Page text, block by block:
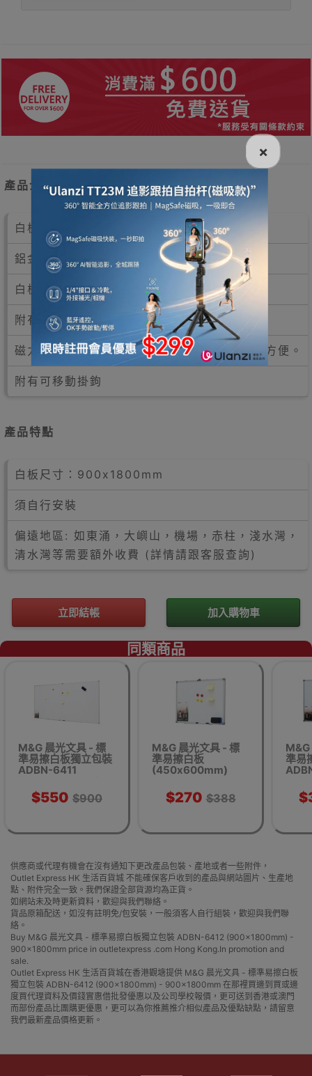
產品介紹
白板尺寸：900x1800mm
鋁金屬邊框及背部，更堅固耐用。
白板角落加入耐用ABS物料
附有白板筆托架
磁力白板，可配件磁石使用，開會教學更靈活方便。
附有可移動掛鉤
產品特點
白板尺寸：900x1800mm
須自行安裝
偏遠地區: 如東涌，大嶼山，機場，赤柱，淺水灣，
清水灣等需要額外收費 (詳情請跟客服查詢)
立即結帳 加入購物車
同類商品
M&G 晨光文具 - 標
準易擦白板獨立包裝
ADBN-6411
900x1500mm
$550 $900
M&G 晨光文具 - 標
準易擦白板
(450x600mm)
$270 $388
準易
供應商或代理有機會在沒有通知下更改產品包裝、產地或者一些附件，
Outlet Express HK 生活百貨城 不能確保客戶收到的產品與網站圖片、生產地
點、附件完全一致。我們保證全部貨源均為正貨。
如網站未及時更新資料，歡迎與我們聯絡。
貨品原箱配送，如沒有註明免/包安裝，一般須客人自行組裝，歡迎與我們聯
絡。
Buy M&G 晨光文具 - 標準易擦白板獨立包裝 ADBN-6412 (900x1800mm) -
900x1800mm price in outletexpress .com Hong Kong.In promotion and
sale.
Outlet Express HK 生活百貨城在香港觀塘提供 M&G 晨光文具 - 標準易擦白板
獨立包裝 ADBN-6412 (900x1800mm) - 900x1800mm 在那裡買邊到買或邊
度買代理資料及價錢實惠借批發優惠以及公司學校報價，更可送到香港或澳門
而部份產品比團購更優惠，更可以為你推薦推介相似產品及優點缺點，請留意
我們最新產品價格更新。
×